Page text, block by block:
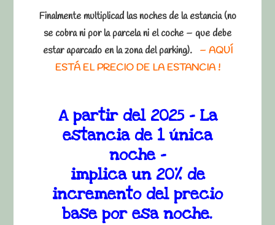
Finalmente multiplicad las noches de la estancia (no
se cobra ni por la parcela ni el coche – que debe
estar aparcado en la zona del parking). – AQUÍ
ESTÁ EL PRECIO DE LA ESTANCIA !
A partir del 2025 – La
estancia de 1 única
noche –
implica un 20% de
incremento del precio
base por esa noche.